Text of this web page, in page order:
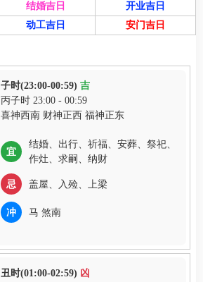
结婚吉日
开业吉日
动工吉日 安门吉日
子时(23:00-00:59) 吉
丙子时 23:00 - 00:59
喜神西南 财神正西 福神正东
宜
结婚、出行、祈福、安葬、祭祀、
作灶、求嗣、纳财
忌 盖屋、入殓、上梁
冲 马 煞南
丑时(01:00-02:59) 凶